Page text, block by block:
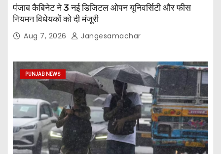
पंजाब कैबिनेट ने 3 नई डिजिटल ओपन यूनिवर्सिटी और फीस
नियमन विधेयकों को दी मंजूरी
Aug 7, 2026 Jangesamachar
PUNJAB NEWS